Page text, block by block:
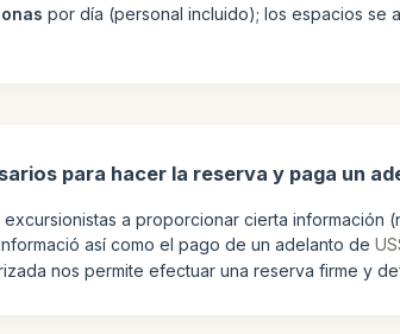
por día (personal incluido); los espacios se
para hacer la reserva y paga un
a proporcionar cierta
así como el pago de un adelanto de
nos permite efectuar una reserva firme y